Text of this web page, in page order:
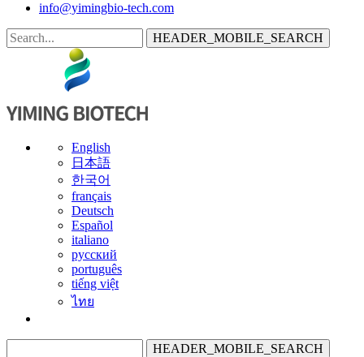
info@yimingbio-tech.com
HEADER_MOBILE_SEARCH
English
日本語
한국어
français
Deutsch
Español
italiano
русский
português
tiếng việt
ไทย
HEADER_MOBILE_SEARCH